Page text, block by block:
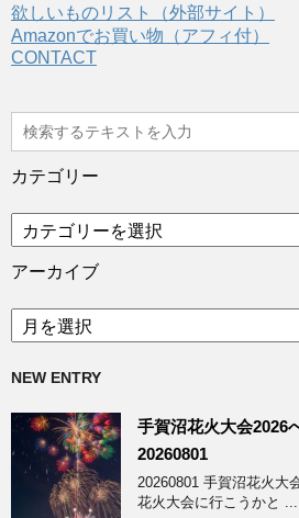
欲しいものリスト（外部サイト）
Amazonでお買い物（アフィ付）
CONTACT
カテゴリー
テ
ゴ
ー
アーカイブ
ア
ー
イ
ブ
NEW ENTRY
手賀沼花火大会2026
20260801
20260801 手賀沼花火大
花火大会に行こうかと ...